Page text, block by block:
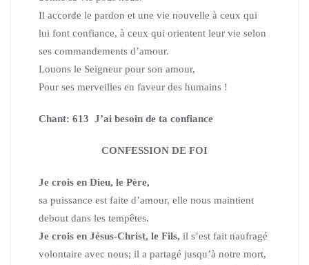
Il accorde le pardon et une vie nouvelle à ceux qui
lui font confiance, à ceux qui orientent leur vie selon
ses commandements d’amour.
Louons le Seigneur pour son amour,
Pour ses merveilles en faveur des humains !
Chant: 613 J’ai besoin de ta confiance
CONFESSION DE FOI
Je crois en Dieu, le Père,
sa puissance est faite d’amour, elle nous maintient
debout dans les tempêtes.
Je crois en Jésus-Christ, le Fils, il s’est fait naufragé
volontaire avec nous; il a partagé jusqu’à notre mort,